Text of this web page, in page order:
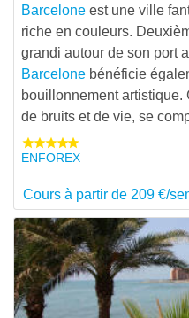
Barcelone est une ville
riche en couleurs.
grandi autour de son port
Barcelone bénéficie
bouillonnement
de bruits et de vie, se
ENFOREX
Cours à partir de 209 €/